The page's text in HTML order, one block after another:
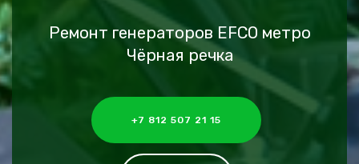
Ремонт генераторов EFCO метро
Чёрная речка
+7 812 507 21 15